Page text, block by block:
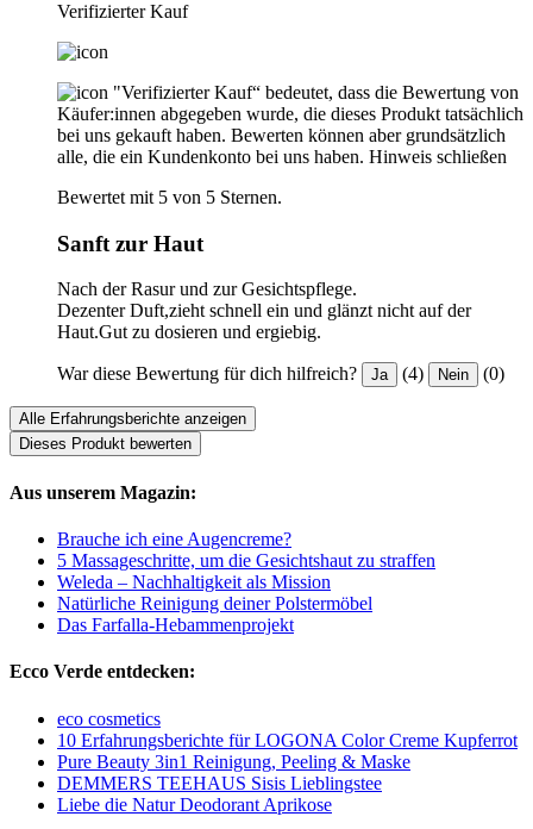
Verifizierter Kauf
"Verifizierter Kauf“ bedeutet, dass die Bewertung von
Käufer:innen abgegeben wurde, die dieses Produkt tatsächlich
bei uns gekauft haben. Bewerten können aber grundsätzlich
alle, die ein Kundenkonto bei uns haben. Hinweis schließen
Bewertet mit 5 von 5 Sternen.
Sanft zur Haut
Nach der Rasur und zur Gesichtspflege.
Dezenter Duft,zieht schnell ein und glänzt nicht auf der
Haut.Gut zu dosieren und ergiebig.
War diese Bewertung für dich hilfreich? Ja (4) Nein (0)
Alle Erfahrungsberichte anzeigen
Dieses Produkt bewerten
Aus unserem Magazin:
Brauche ich eine Augencreme?
5 Massageschritte, um die Gesichtshaut zu straffen
Weleda – Nachhaltigkeit als Mission
Natürliche Reinigung deiner Polstermöbel
Das Farfalla-Hebammenprojekt
Ecco Verde entdecken:
eco cosmetics
10 Erfahrungsberichte für LOGONA Color Creme Kupferrot
Pure Beauty 3in1 Reinigung, Peeling & Maske
DEMMERS TEEHAUS Sisis Lieblingstee
Liebe die Natur Deodorant Aprikose